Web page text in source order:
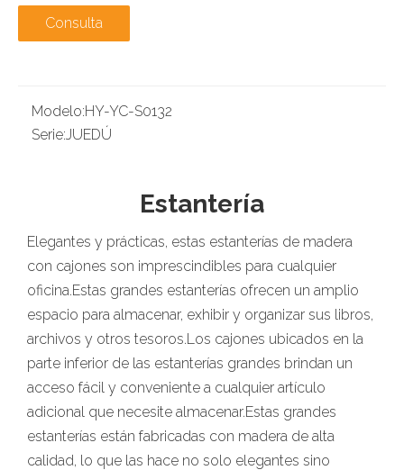
Consulta
Modelo:HY-YC-S0132
Serie:JUEDÚ
Estantería
Elegantes y prácticas, estas estanterías de madera
con cajones son imprescindibles para cualquier
oficina.Estas grandes estanterías ofrecen un amplio
espacio para almacenar, exhibir y organizar sus libros,
archivos y otros tesoros.Los cajones ubicados en la
parte inferior de las estanterías grandes brindan un
acceso fácil y conveniente a cualquier artículo
adicional que necesite almacenar.Estas grandes
estanterías están fabricadas con madera de alta
calidad, lo que las hace no solo elegantes sino